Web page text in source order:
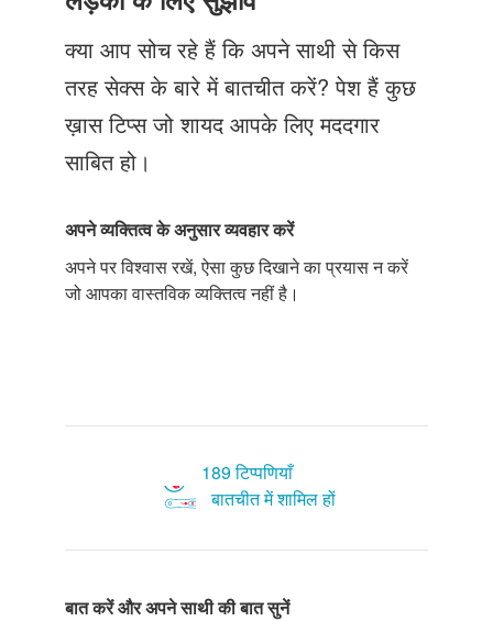
Just Poocho
संपर्क करें
क्या आप सोच रहे हैं कि अपने साथी से किस
तरह सेक्स के बारे में बातचीत करें? पेश हैं कुछ
ख़ास टिप्स जो शायद आपके लिए मददगार
साबित हो।
अपनेव्यक्तित्वकेअनुसारव्यवहारकरें
अपने पर विश्वास रखें, ऐसा कुछ दिखाने का प्रयास न करें
जो आपका वास्तविक व्यक्तित्व नहीं है।
189 टिप्पणियाँ
बातचीत में शामिल हों
बातकरेंऔरअपनेसाथीकीबातसुनें